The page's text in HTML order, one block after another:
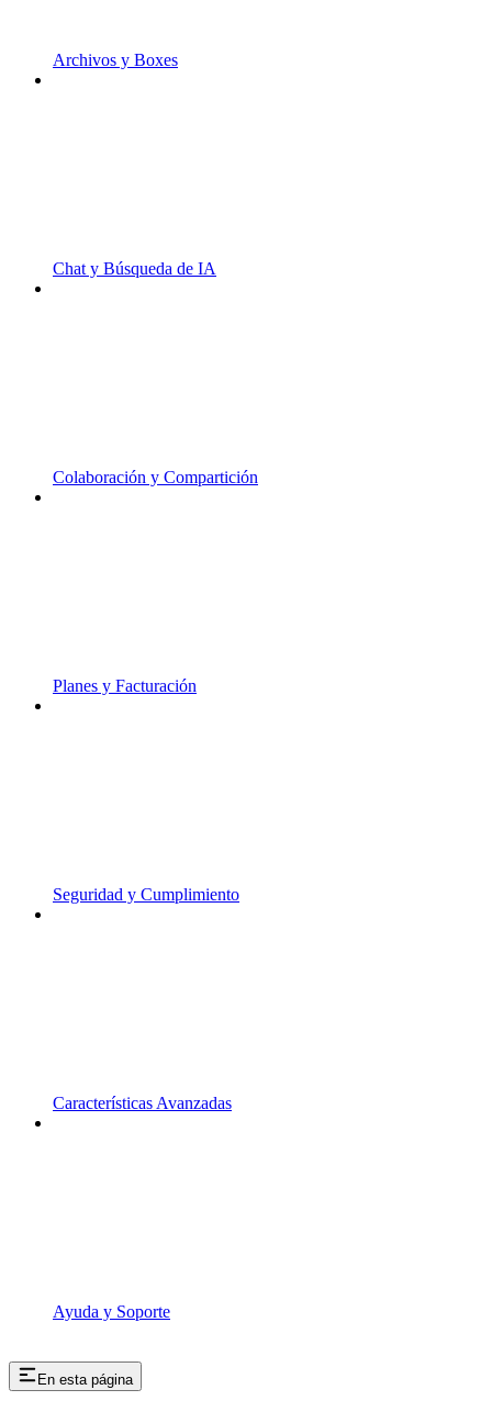
Archivos y Boxes
Chat y Búsqueda de IA
Colaboración y Compartición
Planes y Facturación
Seguridad y Cumplimiento
Características Avanzadas
Ayuda y Soporte
En esta página